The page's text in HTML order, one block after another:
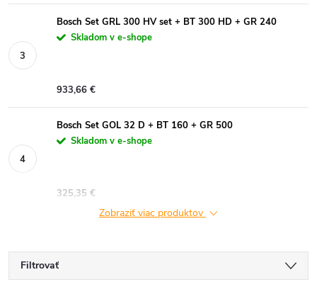
Bosch Set GRL 300 HV set + BT 300 HD + GR 240
Skladom v e-shope
933,66 €
Bosch Set GOL 32 D + BT 160 + GR 500
Skladom v e-shope
325,35 €
Zobraziť viac produktov
Filtrovať